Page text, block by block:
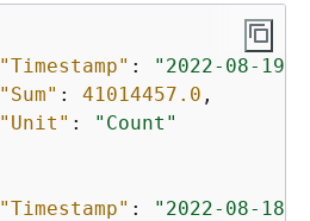
"Timestamp" :
"2022-08-
"Sum" : 41014457.0 ,
"Unit" :
"Count"
"Timestamp" :
"2022-08-